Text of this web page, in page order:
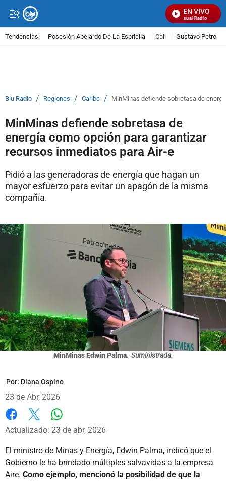
EN VIVO
Señal Visual Radio
Tendencias: Posesión Abelardo De La Espriella Cali Gustavo Petro
Blu Radio / Regiones / Caribe / MinMinas defiende sobretasa de
MinMinas defiende sobretasa de
energía como opción para garantizar
recursos inmediatos para Air-e
Pidió a las generadoras de energía que hagan un
mayor esfuerzo para evitar un apagón de la misma
compañía.
MinMinas Edwin Palma. Suministrada.
Por: Diana Ospino
23 de Abr, 2026
Facebook
X
Actualizado: 23 de abr, 2026
El ministro de Minas y Energía, Edwin Palma, indicó que el
Gobierno le ha brindado múltiples salvavidas a la empresa
Aire. Como ejemplo, mencionó la posibilidad de que la